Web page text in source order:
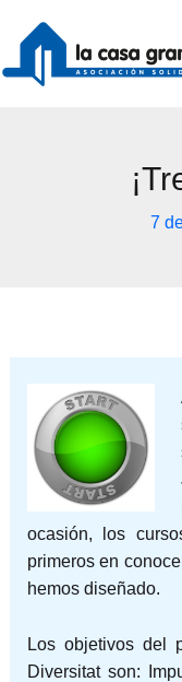
contenido
7
ocasión, los
primeros en
hemos diseñado.
Los objetivos del
Diversitat son: